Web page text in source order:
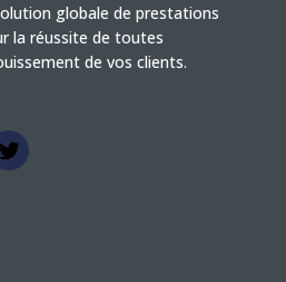
globale de prestations
la réussite de toutes
de vos clients.